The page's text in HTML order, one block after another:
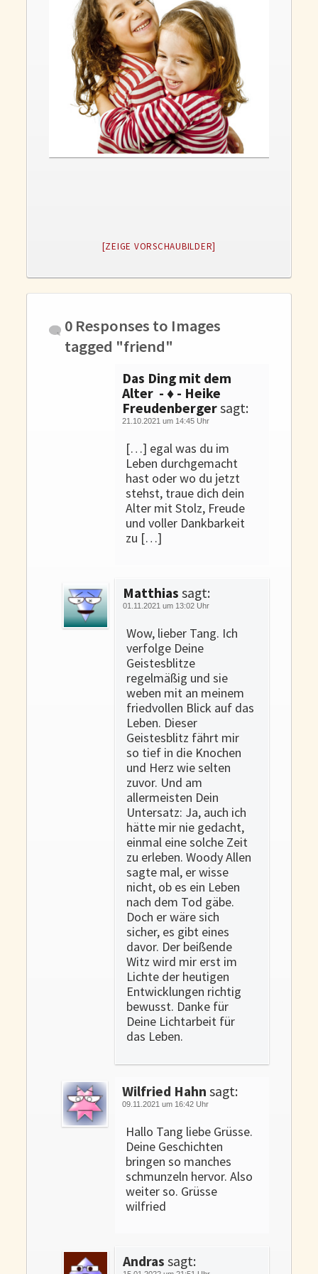
Gedanken und Gefühle
WunschLos Glücklichsein – und das ausgerechnet zu Weihnachten?
Momoko
Die zwei Leben des Herrn Richie
[ZEIGE VORSCHAUBILDER]
0 Responses to Images
tagged "friend"
Das Ding mit dem
Alter - ♦ - Heike
Freudenbergersagt:
21.10.2021 um 14:45 Uhr
[…] egal was du im
Leben durchgemacht
hast oder wo du jetzt
stehst, traue dich dein
Alter mit Stolz, Freude
und voller Dankbarkeit
zu […]
Matthias sagt:
01.11.2021 um 13:02 Uhr
Wow, lieber Tang. Ich
verfolge Deine
Geistesblitze
regelmäßig und sie
weben mit an meinem
friedvollen Blick auf das
Leben. Dieser
Geistesblitz fährt mir
so tief in die Knochen
und Herz wie selten
zuvor. Und am
allermeisten Dein
Untersatz: Ja, auch ich
hätte mir nie gedacht,
einmal eine solche Zeit
zu erleben. Woody Allen
sagte mal, er wisse
nicht, ob es ein Leben
nach dem Tod gäbe.
Doch er wäre sich
sicher, es gibt eines
davor. Der beißende
Witz wird mir erst im
Lichte der heutigen
Entwicklungen richtig
bewusst. Danke für
Deine Lichtarbeit für
das Leben.
Wilfried Hahn sagt:
09.11.2021 um 16:42 Uhr
Hallo Tang liebe Grüsse.
Deine Geschichten
bringen so manches
schmunzeln hervor. Also
weiter so. Grüsse
wilfried
Andras sagt: